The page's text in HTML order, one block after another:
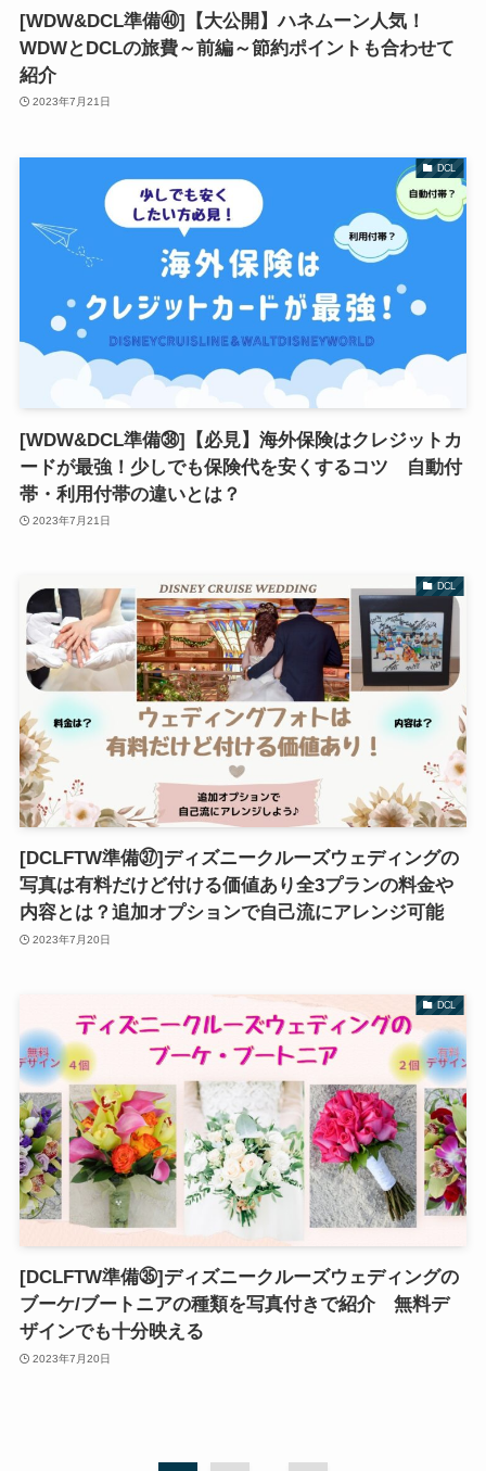
[WDW&DCL準備㊵]【大公開】ハネムーン人気！
WDWとDCLの旅費～前編～節約ポイントも合わせて
紹介
2023年7月21日
DCL
[WDW&DCL準備㊳]【必見】海外保険はクレジットカ
ードが最強！少しでも保険代を安くするコツ 自動付
帯・利用付帯の違いとは？
2023年7月21日
DCL
[DCLFTW準備㊲]ディズニークルーズウェディングの
写真は有料だけど付ける価値あり全3プランの料金や
内容とは？追加オプションで自己流にアレンジ可能
2023年7月20日
DCL
[DCLFTW準備㉟]ディズニークルーズウェディングの
ブーケ/ブートニアの種類を写真付きで紹介 無料デ
ザインでも十分映える
2023年7月20日